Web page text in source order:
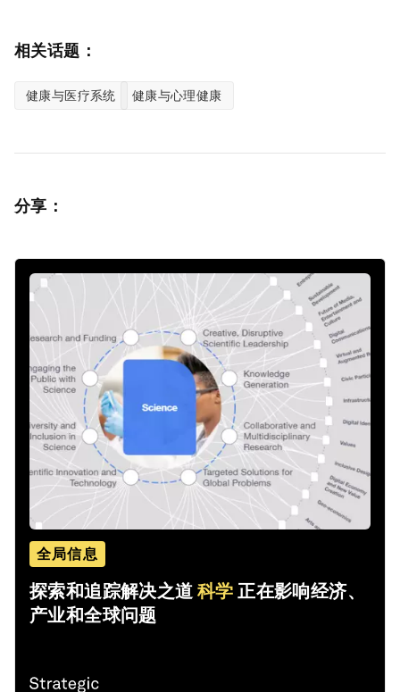
相关话题：
健康与医疗系统 健康与心理健康
分享：
全局信息
探索和追踪解决之道科学 正在影响经济、
产业和全球问题